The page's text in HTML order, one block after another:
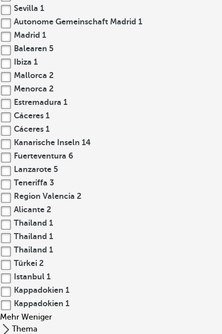
Sevilla 1
Autonome Gemeinschaft Madrid 1
Madrid 1
Balearen 5
Ibiza 1
Mallorca 2
Menorca 2
Estremadura 1
Cáceres 1
Cáceres 1
Kanarische Inseln 14
Fuerteventura 6
Lanzarote 5
Teneriffa 3
Region Valencia 2
Alicante 2
Thailand 1
Thailand 1
Thailand 1
Türkei 2
Istanbul 1
Kappadokien 1
Kappadokien 1
Mehr Weniger
Thema